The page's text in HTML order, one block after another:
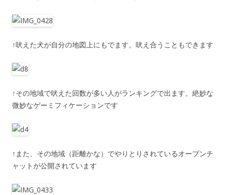
↑吠えた犬が自分の地図上にもでます。吠え合うこともできます
↑その地域で吠えた回数が多い人がランキングで出ます。絶妙な
微妙なゲーミフィケーションです
↑また、その地域（距離かな）でやりとりされているオープンチ
ャットが公開されています